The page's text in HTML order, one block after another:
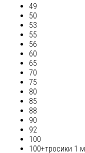
49
50
53
55
56
60
65
70
75
80
85
88
90
92
100
100+тросики 1 м